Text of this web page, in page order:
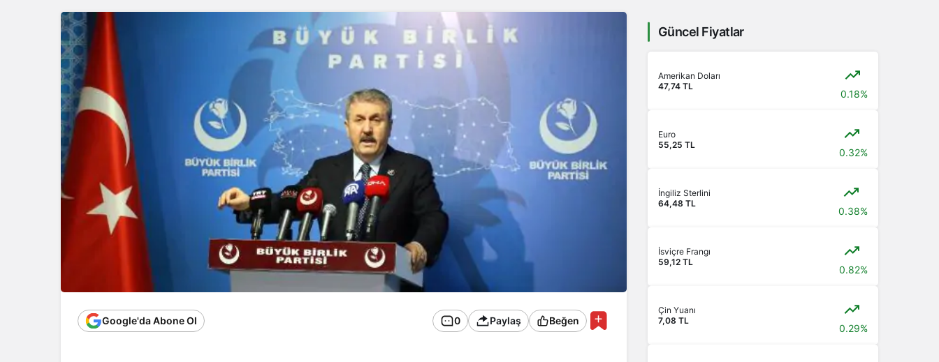
Google'da Abone Ol 0 Paylaş Beğen
Güncel Fiyatlar
Amerikan Doları
47,74 TL
0.18%
Euro
55,25 TL
0.32%
İngiliz Sterlini
64,48 TL
0.38%
İsviçre Frangı
59,12 TL
0.82%
Çin Yuanı
7,08 TL
0.29%